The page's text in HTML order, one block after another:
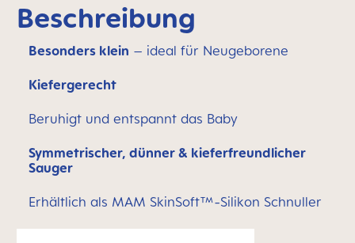
Beschreibung
Besonders klein – ideal für Neugeborene
Kiefergerecht
Beruhigt und entspannt das Baby
Symmetrischer, dünner & kieferfreundlicher
Sauger
Erhältlich als MAM SkinSoft™-Silikon Schnuller